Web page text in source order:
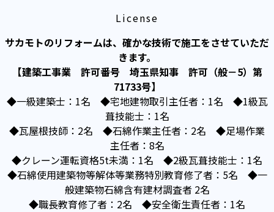
License
サカモトのリフォームは、確かな技術で施工をさせていただ
きます。
【建築工事業 許可番号 埼玉県知事 許可（般－5）第
71733号】
◆一級建築士：1名 ◆宅地建物取引主任者：1名 ◆1級瓦
葺技能士：1名
◆瓦屋根技師：2名 ◆石綿作業主任者：2名 ◆足場作業
主任者：8名
◆クレーン運転資格5t未満：1名 ◆2級瓦葺技能士：1名
◆石綿使用建築物等解体等業務特別教育修了者：5名 ◆一
般建築物石綿含有建材調査者 2名
◆職長教育修了者：2名 ◆安全衛生責任者：1名